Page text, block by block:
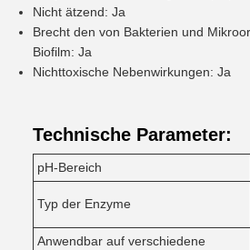
Nicht ätzend: Ja
Brecht den von Bakterien und
Biofilm: Ja
Nichttoxische Nebenwirkungen: Ja
Technische Parameter:
pH-Bereich
Typ der Enzyme
Anwendbar auf verschiedene